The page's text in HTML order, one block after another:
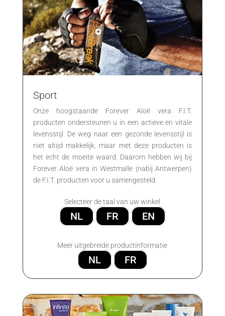
Sport
Onze hoogstaande Forever Aloë vera F.I.T.
producten ondersteunen u in een actieve en vitale
levensstijl. De weg naar een gezonde levensstijl is
niet altijd makkelijk, maar met deze producten is
het echt de moeite waard. Daarom hebben wij bij
Forever Aloë vera in Westmalle (nabij Antwerpen)
de F.I.T. producten voor u samengesteld.
Selecteer de taal van uw winkel
NL FR EN
Meer uitgebreide productinformatie
NL FR